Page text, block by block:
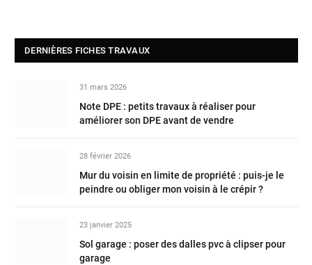
DERNIÈRES FICHES TRAVAUX
31 mars 2026
Note DPE : petits travaux à réaliser pour
améliorer son DPE avant de vendre
28 février 2026
Mur du voisin en limite de propriété : puis-je le
peindre ou obliger mon voisin à le crépir ?
23 janvier 2025
Sol garage : poser des dalles pvc à clipser pour
garage